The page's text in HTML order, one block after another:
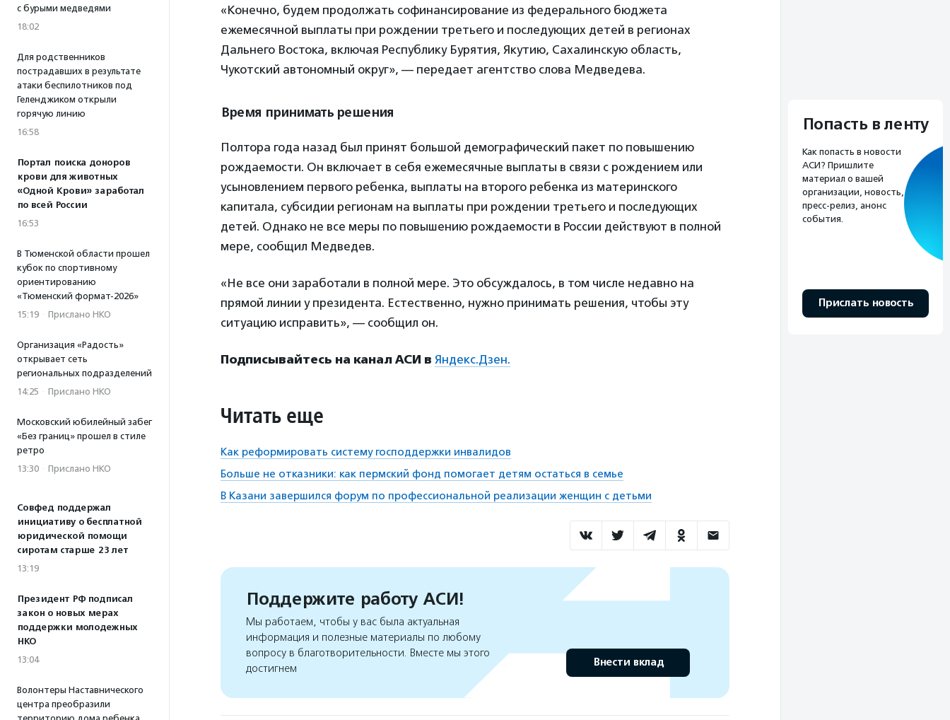
с бурыми медведями
18:02
Для родственников
пострадавших в результате
атаки беспилотников под
Геленджиком открыли
горячую линию
16:58
Портал поиска доноров
крови для животных
«Одной Крови» заработал
по всей России
16:53
В Тюменской области прошел
кубок по спортивному
ориентированию
«Тюменский формат-2026»
15:19 · Прислано НКО
Организация «Радость»
открывает сеть
региональных подразделений
14:25 · Прислано НКО
Московский юбилейный забег
«Без границ» прошел в стиле
ретро
13:30 · Прислано НКО
Совфед поддержал
инициативу о бесплатной
юридической помощи
сиротам старше 23 лет
13:19
Президент РФ подписал
закон о новых мерах
поддержки молодежных
НКО
13:04
Волонтеры Наставнического
центра преобразили
«Конечно, будем продолжать софинансирование из федерального бюджета
ежемесячной выплаты при рождении третьего и последующих детей в регионах
Дальнего Востока, включая Республику Бурятия, Якутию, Сахалинскую область,
Чукотский автономный округ», — передает агентство слова Медведева.
Время принимать решения
Полтора года назад был принят большой демографический пакет по повышению
рождаемости. Он включает в себя ежемесячные выплаты в связи с рождением или
усыновлением первого ребенка, выплаты на второго ребенка из материнского
капитала, субсидии регионам на выплаты при рождении третьего и последующих
детей. Однако не все меры по повышению рождаемости в России действуют в полной
мере, сообщил Медведев.
«Не все они заработали в полной мере. Это обсуждалось, в том числе недавно на
прямой линии у президента. Естественно, нужно принимать решения, чтобы эту
ситуацию исправить», — сообщил он.
Подписывайтесь на канал АСИ в Яндекс.Дзен.
Читать еще
Как реформировать систему господдержки инвалидов
Больше не отказники: как пермский фонд помогает детям остаться в семье
В Казани завершился форум по профессиональной реализации женщин с детьми
Поддержите работу АСИ!
Мы работаем, чтобы у вас была актуальная
информация и полезные материалы по любому
вопросу в благотворительности. Вместе мы этого
достигнем
Внести вклад
Попасть в ленту
Как попасть в новости
АСИ? Пришлите
материал о вашей
организации, новость,
пресс-релиз, анонс
события.
Прислать новость